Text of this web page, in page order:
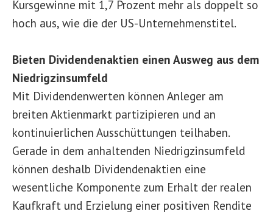
Kursgewinne mit 1,7 Prozent mehr als doppelt so
hoch aus, wie die der US-Unternehmenstitel.
Bieten Dividendenaktien einen Ausweg aus dem
Niedrigzinsumfeld
Mit Dividendenwerten können Anleger am
breiten Aktienmarkt partizipieren und an
kontinuierlichen Ausschüttungen teilhaben.
Gerade in dem anhaltenden Niedrigzinsumfeld
können deshalb Dividendenaktien eine
wesentliche Komponente zum Erhalt der realen
Kaufkraft und Erzielung einer positiven Rendite